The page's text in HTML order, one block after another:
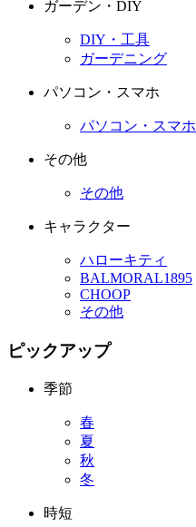
ガーデン・DIY
DIY・工具
ガーデニング
パソコン・スマホ
パソコン・スマホ
その他
その他
キャラクター
ハローキティ
BALMORAL1895
CHOOP
その他
ピックアップ
季節
春
夏
秋
冬
時短